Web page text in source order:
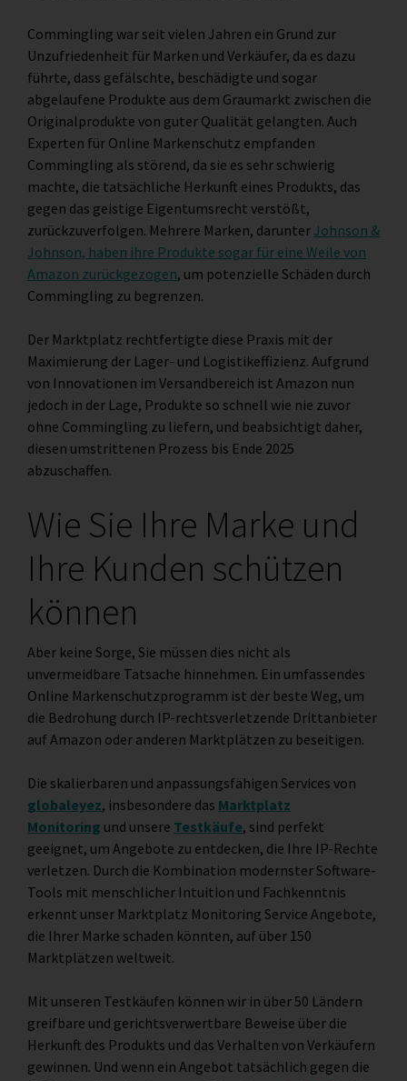
Commingling war seit vielen Jahren ein Grund zur
Unzufriedenheit für Marken und Verkäufer, da es dazu
führte, dass gefälschte, beschädigte und sogar
abgelaufene Produkte aus dem Graumarkt zwischen die
Originalprodukte von guter Qualität gelangten. Auch
Experten für Online Markenschutz empfanden
Commingling als störend, da sie es sehr schwierig
machte, die tatsächliche Herkunft eines Produkts, das
gegen das geistige Eigentumsrecht verstößt,
zurückzuverfolgen. Mehrere Marken, darunterJohnson &
Johnson, haben ihre Produkte sogar für eine Weile von
Amazon zurückgezogen, um potenzielle Schäden durch
Commingling zu begrenzen.
Der Marktplatz rechtfertigte diese Praxis mit der
Maximierung der Lager- und Logistikeffizienz. Aufgrund
von Innovationen im Versandbereich ist Amazon nun
jedoch in der Lage, Produkte so schnell wie nie zuvor
ohne Commingling zu liefern, und beabsichtigt daher,
diesen umstrittenen Prozess bis Ende 2025
abzuschaffen.
Wie Sie Ihre Marke und
Ihre Kunden schützen
können
Aber keine Sorge, Sie müssen dies nicht als
unvermeidbare Tatsache hinnehmen. Ein umfassendes
Online Markenschutzprogramm ist der beste Weg, um
die Bedrohung durch IP-rechtsverletzende Drittanbieter
auf Amazon oder anderen Marktplätzen zu beseitigen.
Die skalierbaren und anpassungsfähigen Services von
globaleyez, insbesondere das Marktplatz
Monitoring und unsere Testkäufe, sind perfekt
geeignet, um Angebote zu entdecken, die Ihre IP-Rechte
verletzen. Durch die Kombination modernster Software-
Tools mit menschlicher Intuition und Fachkenntnis
erkennt unser Marktplatz Monitoring Service Angebote,
die Ihrer Marke schaden könnten, auf über 150
Marktplätzen weltweit.
Mit unseren Testkäufen können wir in über 50 Ländern
greifbare und gerichtsverwertbare Beweise über die
Herkunft des Produkts und das Verhalten von Verkäufern
gewinnen. Und wenn ein Angebot tatsächlich gegen die